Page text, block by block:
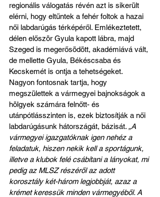
regionális válogatás révén azt is sikerült
elérni, hogy eltűntek a fehér foltok a hazai
női labdarúgás térképéről. Emlékeztetett,
délen először Gyula kapott lábra, majd
Szeged is megerősödött, akadémiává vált,
de mellette Gyula, Békéscsaba és
Kecskemét is ontja a tehetségeket.
Nagyon fontosnak tartja, hogy
megszülettek a vármegyei bajnokságok a
hölgyek számára felnőtt- és
utánpótlásszinten is, ezek biztosítják a női
labdarúgásunk hátországát, bázisát. „A
vármegyei igazgatóknak igen nehéz a
feladatuk, hiszen nekik kell a sportágunk,
illetve a klubok felé csábítani a lányokat, mi
pedig az MLSZ részéről az adott
korosztály két-három legjobbját, azaz a
krémet keressük minden vármegyéből. A